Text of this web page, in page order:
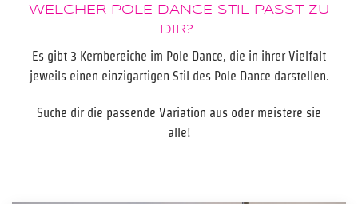
WELCHER POLE DANCE STIL PASST ZU
DIR?
Es gibt 3 Kernbereiche im Pole Dance, die in ihrer Vielfalt
jeweils einen einzigartigen Stil des Pole Dance darstellen.
Suche dir die passende Variation aus oder meistere sie
alle!